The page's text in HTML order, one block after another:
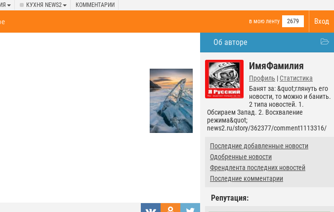
КУХНЯ NEWS2 КОММЕНТАРИИ
Вход
в мою ленту 2679
Об авторе
ИмяФамилия
Профиль | Статистика
Банят за: &quot;глянуть его
новости, то можно и банить.
2 типа новостей. 1.
Обсираем Запад. 2. Восхваление
режима&quot;
news2.ru/story/362377/comment1113316/
Последние добавленные новости
Одобренные новости
Френдлента последних новостей
Последние комментарии
Репутация: